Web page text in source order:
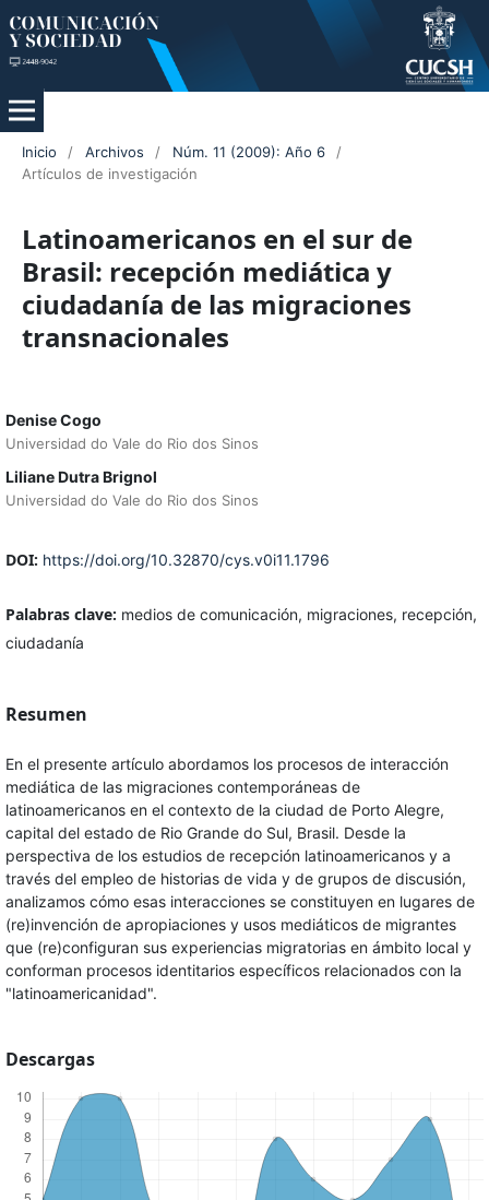
Inicio / Archivos / Núm. 11 (2009): Año 6
/
Artículos de investigación
Latinoamericanos en el sur de
Brasil: recepción mediática y
ciudadanía de las migraciones
transnacionales
Denise Cogo
Universidad do Vale do Rio dos Sinos
Liliane Dutra Brignol
Universidad do Vale do Rio dos Sinos
DOI: https://doi.org/10.32870/cys.v0i11.1796
Palabras clave: medios de comunicación, migraciones, recepción,
ciudadanía
Resumen
En el presente artículo abordamos los procesos de interacción
mediática de las migraciones contemporáneas de
latinoamericanos en el contexto de la ciudad de Porto Alegre,
capital del estado de Rio Grande do Sul, Brasil. Desde la
perspectiva de los estudios de recepción latinoamericanos y a
través del empleo de historias de vida y de grupos de discusión,
analizamos cómo esas interacciones se constituyen en lugares de
(re)invención de apropiaciones y usos mediáticos de migrantes
que (re)configuran sus experiencias migratorias en ámbito local y
conforman procesos identitarios específicos relacionados con la
"latinoamericanidad".
Descargas